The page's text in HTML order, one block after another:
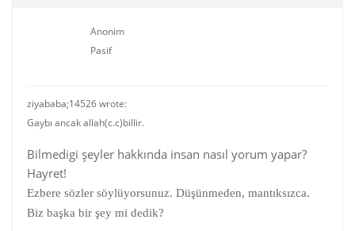
Anonim
Pasif
ziyababa;14526 wrote:
Gaybı ancak allah(c.c)billir.
Bilmedigi şeyler hakkında insan nasıl yorum yapar?
Hayret!
Ezbere sözler söylüyorsunuz. Düşünmeden, mantıksızca.
Biz başka bir şey mi dedik?